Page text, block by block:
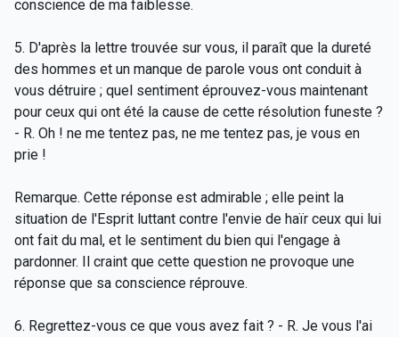
conscience de ma faiblesse.
5. D'après la lettre trouvée sur vous, il paraît que la dureté
des hommes et un manque de parole vous ont conduit à
vous détruire ; quel sentiment éprouvez-vous maintenant
pour ceux qui ont été la cause de cette résolution funeste ?
- R. Oh ! ne me tentez pas, ne me tentez pas, je vous en
prie !
Remarque. Cette réponse est admirable ; elle peint la
situation de l'Esprit luttant contre l'envie de haïr ceux qui lui
ont fait du mal, et le sentiment du bien qui l'engage à
pardonner. Il craint que cette question ne provoque une
réponse que sa conscience réprouve.
6. Regrettez-vous ce que vous avez fait ? - R. Je vous l'ai